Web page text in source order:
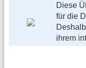
Diese
für die
ihrem